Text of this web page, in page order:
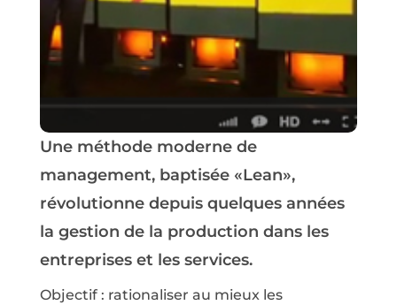
Une méthode moderne de
management, baptisée «Lean»,
révolutionne depuis quelques années
la gestion de la production dans les
entreprises et les services.
Objectif : rationaliser au mieux les